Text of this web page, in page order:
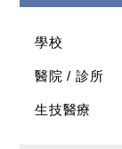
學校
醫院 / 診所
生技醫療